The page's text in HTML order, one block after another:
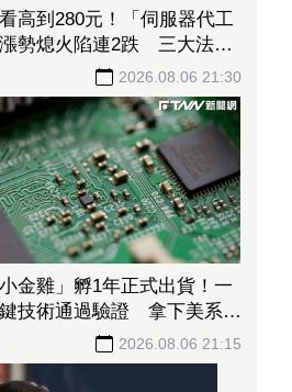
高到280元！「伺服器代工
勢熄火陷連2跌 三大法人
1.1萬張、抽回21億元2026.08.06 21:30
小金雞」孵1年正式出貨！一
技術通過驗證 拿下美系網
2026.08.06 21:15